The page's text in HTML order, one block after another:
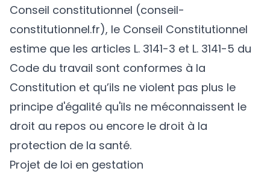
Conseil constitutionnel (conseil-
constitutionnel.fr), le Conseil Constitutionnel
estime que les articles L. 3141-3 et L. 3141-5 du
Code du travail sont conformes à la
Constitution et qu’ils ne violent pas plus le
principe d'égalité qu'ils ne méconnaissent le
droit au repos ou encore le droit à la
protection de la santé.
Projet de loi en gestation